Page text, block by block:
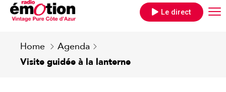
Le direct
Home
Agenda
Visite guidée à la lanterne